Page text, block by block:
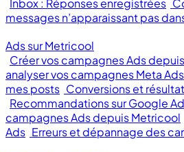
Inbox : Réponses enregistrées
messages n’apparaissant pas
Ads sur Metricool
Créer vos campagnes Ads
analyser vos campagnes Meta Ads
mes posts Conversions et
Recommandations sur Google
campagnes Ads depuis Metricool
Ads Erreurs et dépannage des